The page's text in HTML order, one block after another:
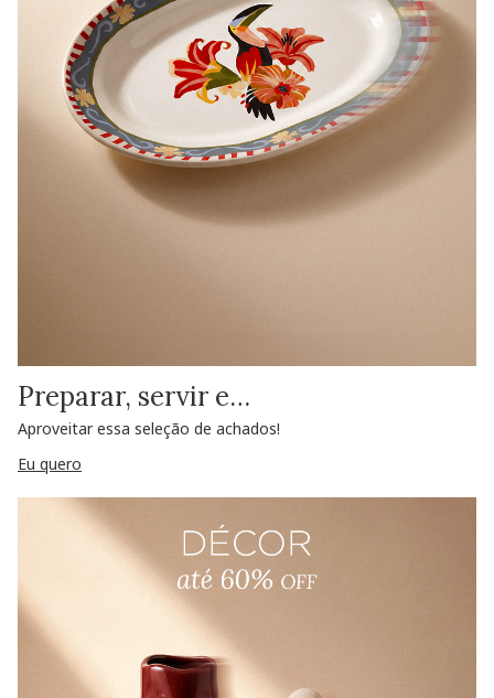
Preparar, servir e…
Aproveitar essa seleção de achados!
Eu quero